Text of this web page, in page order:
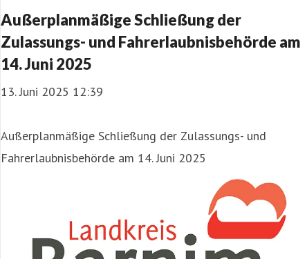
Außerplanmäßige Schließung der
Zulassungs- und Fahrerlaubnisbehörde am
14. Juni 2025
13. Juni 2025 12:39
Außerplanmäßige Schließung der Zulassungs- und
Fahrerlaubnisbehörde am 14. Juni 2025